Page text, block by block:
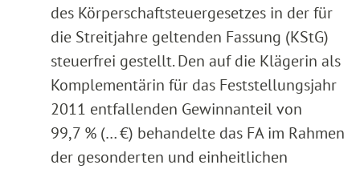
des Körperschaftsteuergesetzes in der für
die Streitjahre geltenden Fassung (KStG)
steuerfrei gestellt. Den auf die Klägerin als
Komplementärin für das Feststellungsjahr
2011 entfallenden Gewinnanteil von
99,7 % (… €) behandelte das FA im Rahmen
der gesonderten und einheitlichen